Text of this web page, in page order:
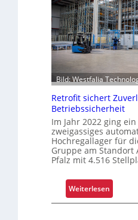
Bild: Westfalia
Retrofit sichert
Betriebssicherheit
Im Jahr 2022 ging
zweigassiges
Hochregallager für
Gruppe am Standort
Pfalz mit 4.516
Weiterlesen:
R